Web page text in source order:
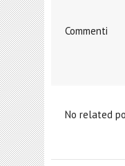
Commenti
No related